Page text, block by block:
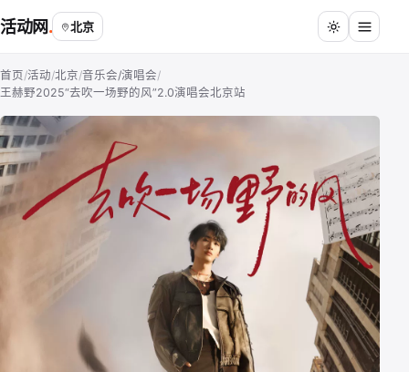
活动网 北京
首页/活动/北京/音乐会/演唱会/
王赫野2025“去吹一场野的风”2.0演唱会北京站